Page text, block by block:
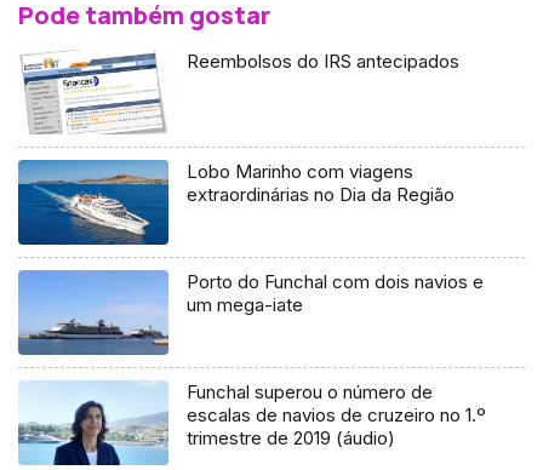
Pode também gostar
Reembolsos do IRS antecipados
Lobo Marinho com viagens
extraordinárias no Dia da Região
Porto do Funchal com dois navios e
um mega-iate
Funchal superou o número de
escalas de navios de cruzeiro no 1.º
trimestre de 2019 (áudio)